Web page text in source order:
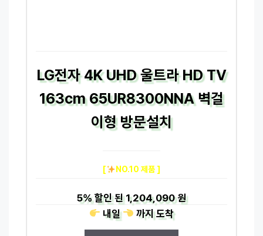
LG전자 4K UHD 울트라 HD TV
163cm 65UR8300NNA 벽걸
이형 방문설치
[ NO.10 제품 ]
5%할인 된1,204,090 원
내일
까지도착